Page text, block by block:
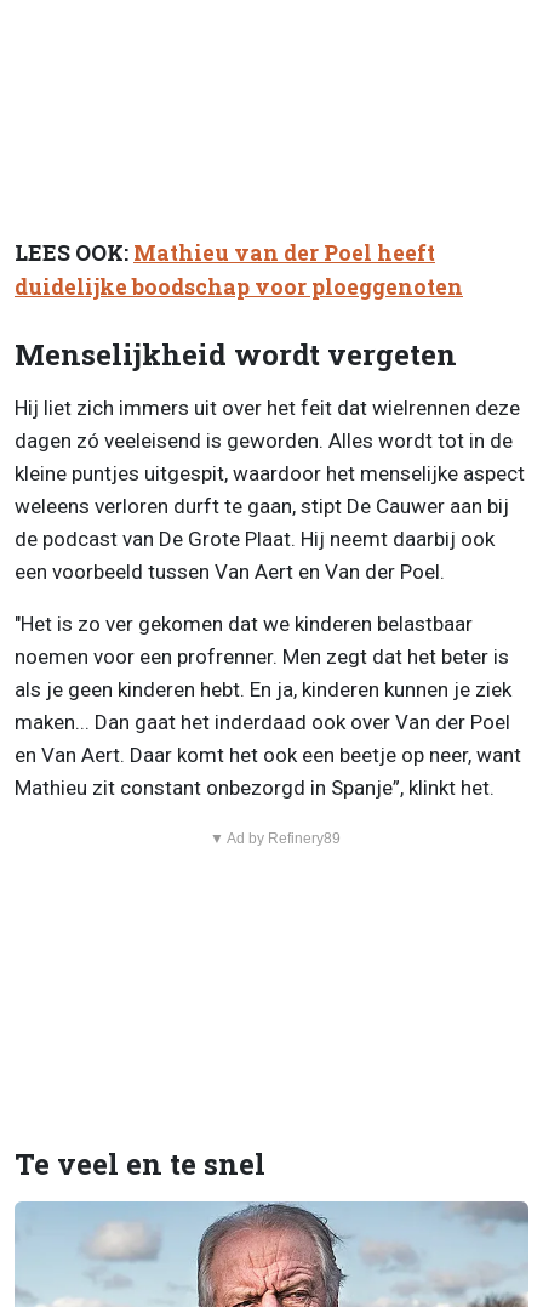
LEES OOK: Mathieu van der Poel heeft
duidelijke boodschap voor ploeggenoten
Menselijkheid wordt vergeten
Hij liet zich immers uit over het feit dat wielrennen deze
dagen zó veeleisend is geworden. Alles wordt tot in de
kleine puntjes uitgespit, waardoor het menselijke aspect
weleens verloren durft te gaan, stipt De Cauwer aan bij
de podcast van De Grote Plaat. Hij neemt daarbij ook
een voorbeeld tussen Van Aert en Van der Poel.
"Het is zo ver gekomen dat we kinderen belastbaar
noemen voor een profrenner. Men zegt dat het beter is
als je geen kinderen hebt. En ja, kinderen kunnen je ziek
maken... Dan gaat het inderdaad ook over Van der Poel
en Van Aert. Daar komt het ook een beetje op neer, want
Mathieu zit constant onbezorgd in Spanje”, klinkt het.
▼ Ad by Refinery89
Te veel en te snel